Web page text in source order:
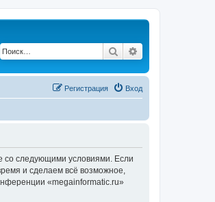
Поиск
Вход
Регистрация
со следующими условиями. Если
и сделаем всё возможное,
«megainformatic.ru»